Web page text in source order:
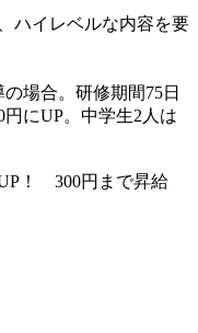
ハイレベルな内容を要
場合。研修期間75日
円にUP。中学生2人は
！ 300円まで昇給